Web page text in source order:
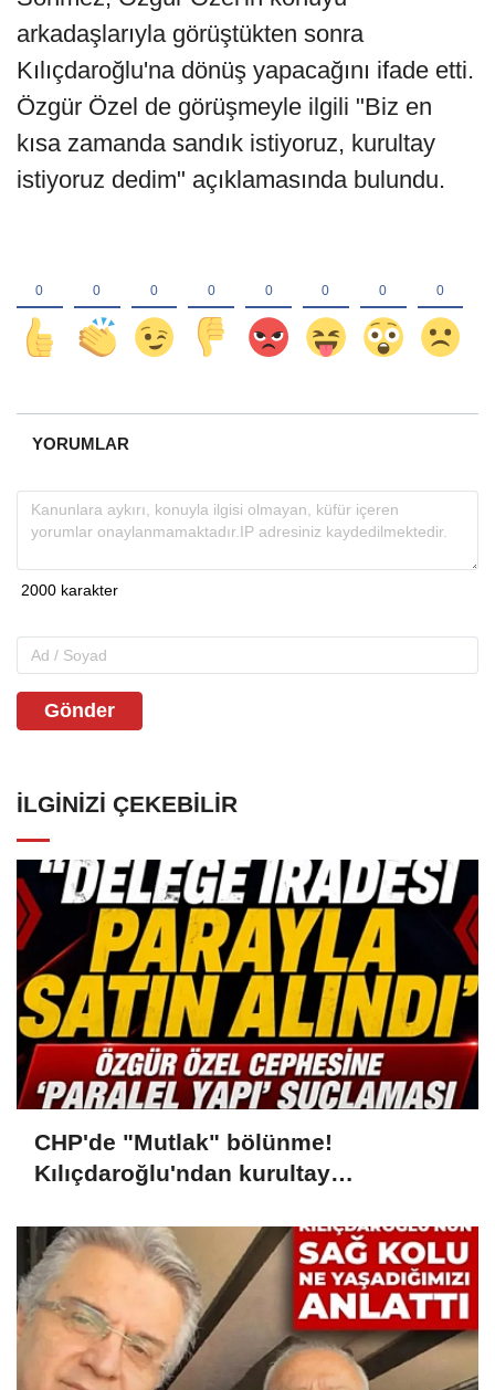
arkadaşlarıyla görüştükten sonra
Kılıçdaroğlu'na dönüş yapacağını ifade etti.
Özgür Özel de görüşmeyle ilgili "Biz en
kısa zamanda sandık istiyoruz, kurultay
istiyoruz dedim" açıklamasında bulundu.
YORUMLAR
Gönder
İLGINIZI ÇEKEBILIR
CHP'de "Mutlak" bölünme!
Kılıçdaroğlu'ndan kurultay
satın alındı"